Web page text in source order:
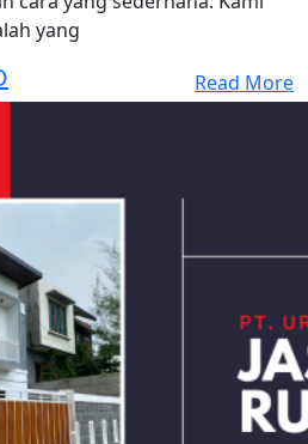
yang
Read More